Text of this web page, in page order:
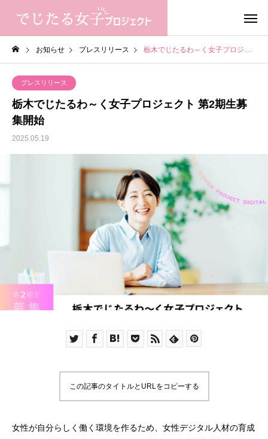
お知らせ プレスリリース 栃木でじたるわ～く女子プロジェクト 第2期生募集開始
プレスリリース
栃木でじたるわ～く女子プロジェクト 第2期生募
集開始
2025.05.19
この記事のタイトルとURLをコピーする
女性が自分らしく働く環境を作るため、女性デジタル人材の育成